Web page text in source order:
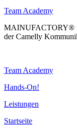
Team Academy
MAINUFACTORY®
der Camelly
Team Academy
Hands-On!
Leistungen
Startseite